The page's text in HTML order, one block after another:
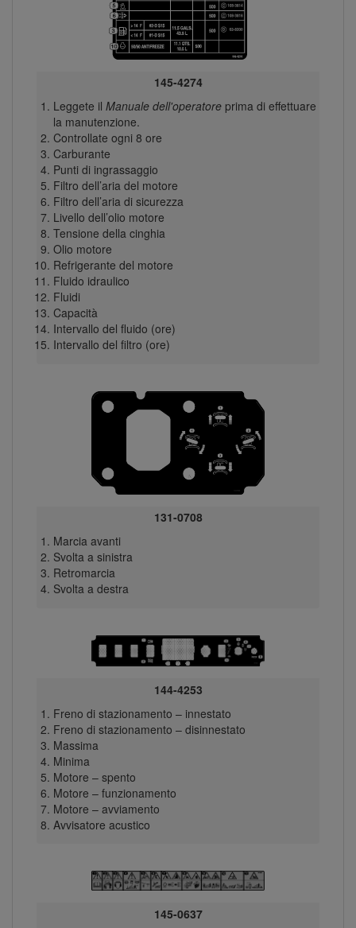
145-4274
Leggete il Manuale dell'operatoreprima di effettuare
la manutenzione.
Controllate ogni 8 ore
Carburante
Punti di ingrassaggio
Filtro dell’aria del motore
Filtro dell’aria di sicurezza
Livello dell’olio motore
Tensione della cinghia
Olio motore
Refrigerante del motore
Fluido idraulico
Fluidi
Capacità
Intervallo del fluido (ore)
Intervallo del filtro (ore)
131-0708
Marcia avanti
Svolta a sinistra
Retromarcia
Svolta a destra
144-4253
Freno di stazionamento – innestato
Freno di stazionamento – disinnestato
Massima
Minima
Motore – spento
Motore – funzionamento
Motore – avviamento
Avvisatore acustico
145-0637